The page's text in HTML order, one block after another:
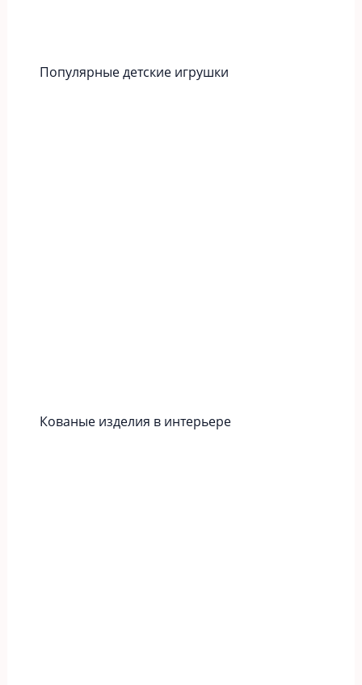
Популярные детские игрушки
Кованые изделия в интерьере